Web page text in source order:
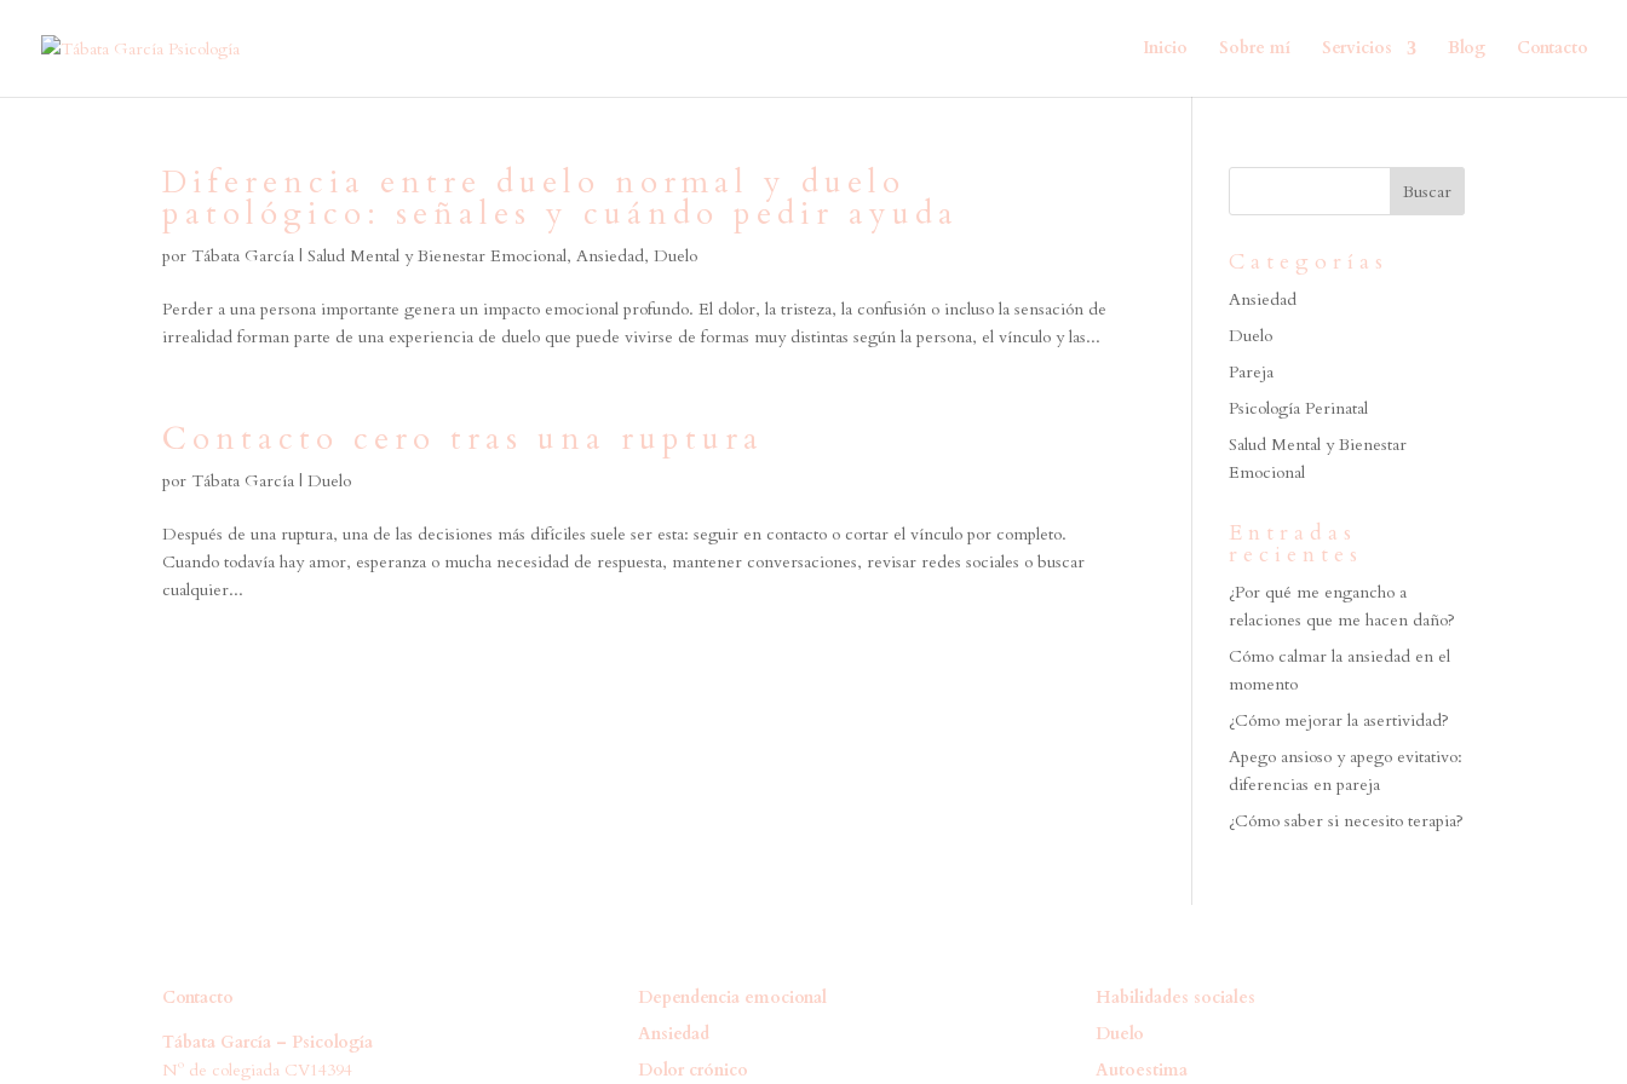
Inicio Sobre mí Servicios Blog Contacto
Diferencia entre duelo normal y duelo
patológico: señales y cuándo pedir ayuda
por Tábata García |Salud Mental y Bienestar Emocional,Ansiedad,Duelo
Perder a una persona importante genera un impacto emocional profundo. El dolor, la tristeza, la confusión o incluso la sensación de
irrealidad forman parte de una experiencia de duelo que puede vivirse de formas muy distintas según la persona, el vínculo y las...
Contacto cero tras una ruptura
por Tábata García |Duelo
Después de una ruptura, una de las decisiones más difíciles suele ser esta: seguir en contacto o cortar el vínculo por completo.
Cuando todavía hay amor, esperanza o mucha necesidad de respuesta, mantener conversaciones, revisar redes sociales o buscar
cualquier...
Categorías
Ansiedad
Duelo
Pareja
Psicología Perinatal
Salud Mental y Bienestar
Emocional
Entradas
recientes
¿Por qué me engancho a
relaciones que me hacen daño?
Cómo calmar la ansiedad en el
momento
¿Cómo mejorar la asertividad?
Apego ansioso y apego evitativo:
diferencias en pareja
¿Cómo saber si necesito terapia?
Contacto
Tábata García – Psicología
Nº de colegiada CV14394
Dependencia emocional
Ansiedad
Dolor crónico
Habilidades sociales
Duelo
Autoestima